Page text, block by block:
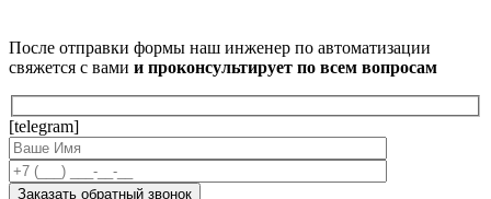
После отправки формы наш инженер по автоматизации
свяжется с вами и проконсультирует по всем вопросам
[telegram]